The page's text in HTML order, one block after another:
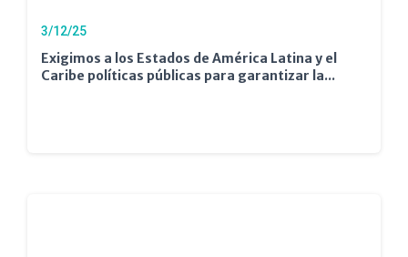
3/12/25
Exigimos a los Estados de América Latina y el
Caribe políticas públicas para garantizar la...